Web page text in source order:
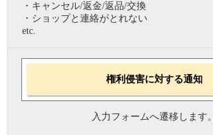
・キャンセル/返金/返品/交換
・ショップと連絡がとれない
etc.
権利侵害に対する通知
入力フォームへ遷移します。